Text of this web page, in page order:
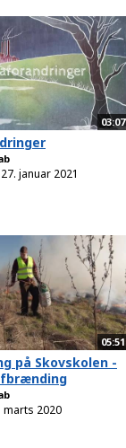
03:07
27. januar 2021
05:51
på Skovskolen -
marts 2020